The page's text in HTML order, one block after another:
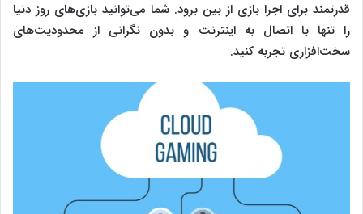
قدرتمند برای اجرا بازی از بین برود. شما می‌توانید بازی‌های روز دنیا
را تنها با اتصال به اینترنت و بدون نگرانی از محدودیت‌های
سخت‌افزاری تجربه کنید.